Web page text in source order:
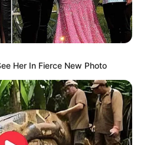
Her In Fierce New Photo